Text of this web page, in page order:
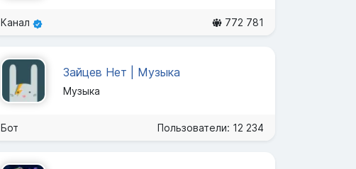
Канал 772 781
Зайцев Нет | Музыка
Музыка
Бот Пользователи: 12 234